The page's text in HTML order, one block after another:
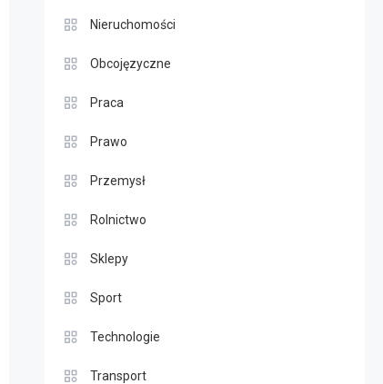
Nieruchomości
Obcojęzyczne
Praca
Prawo
Przemysł
Rolnictwo
Sklepy
Sport
Technologie
Transport